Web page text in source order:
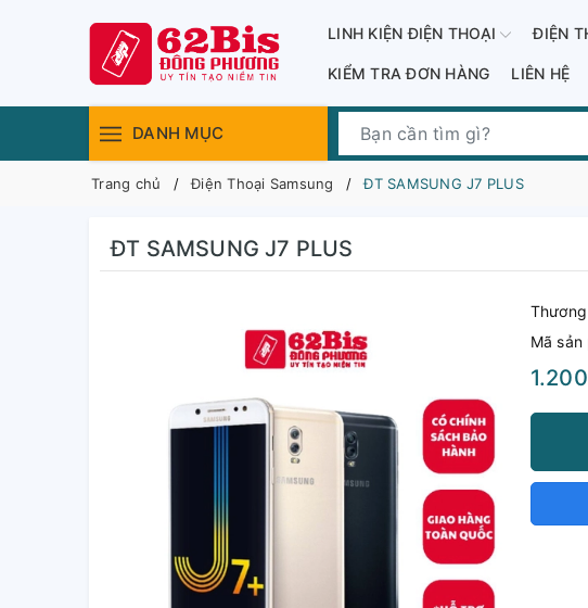
LINH KIỆN ĐIỆN THOẠI ĐIỆN
KIỂM TRA ĐƠN HÀNG LIÊN HỆ
DANH MỤC
Trang chủ Điện Thoại Samsung ĐT SAMSUNG J7 PLUS
ĐT SAMSUNG J7 PLUS
Mã sản